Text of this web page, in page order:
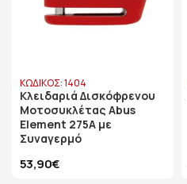
ΚΩΔΙΚΟΣ: 1404
Κλειδαριά Δισκόφρενου
Μοτοσυκλέτας Abus
Element 275A με
Συναγερμό
53,90€